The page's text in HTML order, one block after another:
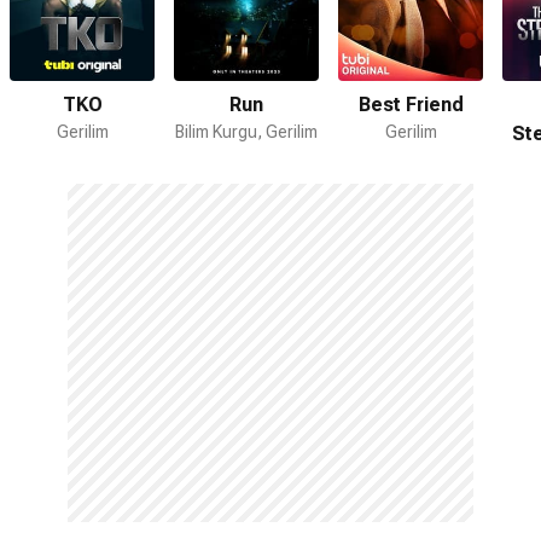
TKO
Gerilim
Run
Bilim Kurgu, Gerilim
Best Friend
Gerilim